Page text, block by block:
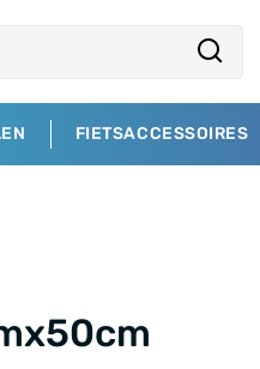
FIETSACCESSOIRES